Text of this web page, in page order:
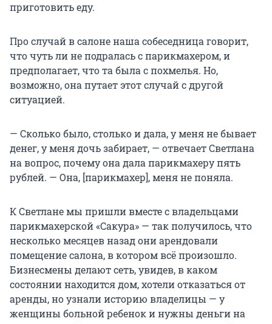
приготовить еду.
Про случай в салоне наша собеседница говорит,
что чуть ли не подралась с парикмахером, и
предполагает, что та была с похмелья. Но,
возможно, она путает этот случай с другой
ситуацией.
— Сколько было, столько и дала, у меня не бывает
денег, у меня дочь забирает, — отвечает Светлана
на вопрос, почему она дала парикмахеру пять
рублей. — Она, [парикмахер], меня не поняла.
К Светлане мы пришли вместе с владельцами
парикмахерской «Сакура» — так получилось, что
несколько месяцев назад они арендовали
помещение салона, в котором всё произошло.
Бизнесмены делают сеть, увидев, в каком
состоянии находится дом, хотели отказаться от
аренды, но узнали историю владелицы — у
женщины больной ребенок и нужны деньги на